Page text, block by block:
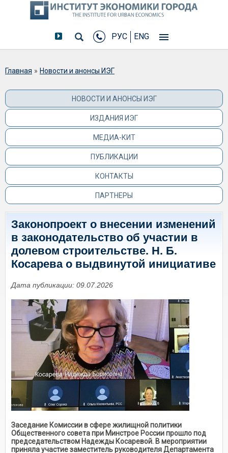
РУС ENG
Вы здесь
Главная » Новости и анонсы ИЭГ
НОВОСТИ И АНОНСЫ ИЭГ
ИЗДАНИЯ ИЭГ
МЕДИА-КИТ
ПУБЛИКАЦИИ
КОНТАКТЫ
ПАРТНЕРЫ
Законопроект о внесении изменений
в законодательство об участии в
долевом строительстве. Н. Б.
Косарева о выдвинутой инициативе
Дата публикации: 09.07.2026
Заседание Комиссии в сфере жилищной политики
Общественного совета при Минстрое России прошло под
председательством Надежды Косаревой. В мероприятии
приняла участие заместитель руководителя Департамента